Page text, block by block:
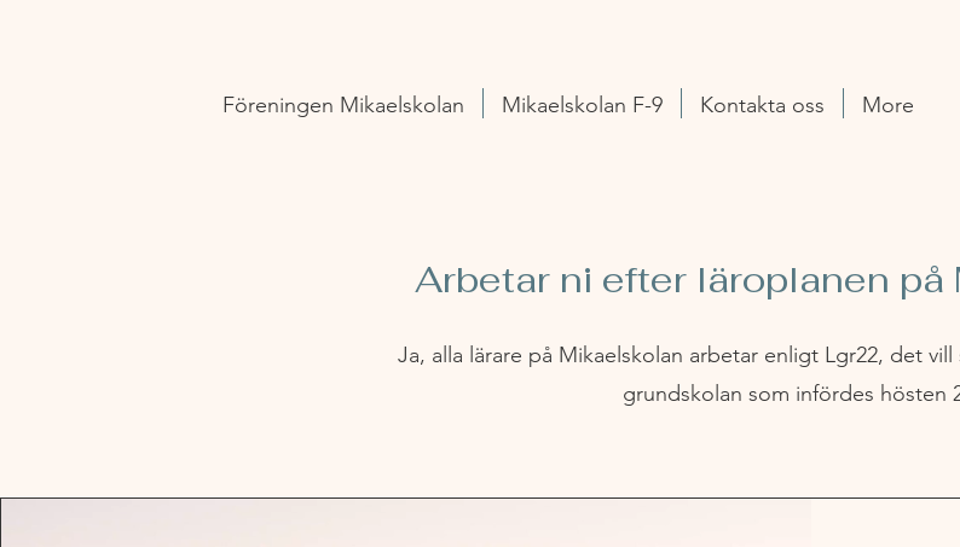
Föreningen Mikaelskolan Mikaelskolan F-9 Kontakta oss More
Arbetar ni efter läroplanen på
Ja, alla lärare på Mikaelskolan arbetar enligt Lgr22, det
grundskolan som infördes hösten